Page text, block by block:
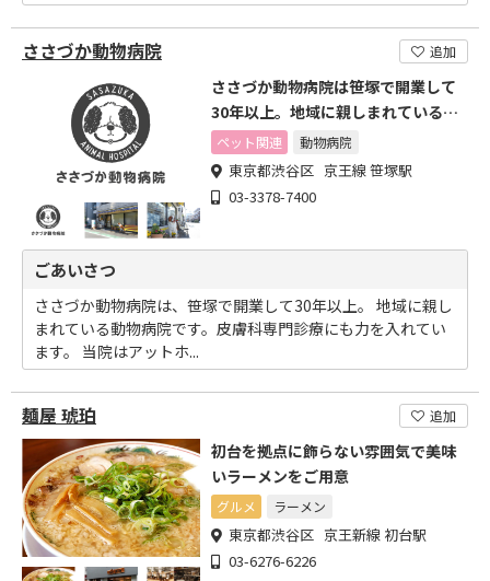
ささづか動物病院 追加
ささづか動物病院は笹塚で開業して
30年以上。地域に親しまれている病
院です。
ペット関連 動物病院
東京都渋谷区 京王線 笹塚駅
03-3378-7400
ごあいさつ
ささづか動物病院は、笹塚で開業して30年以上。 地域に親し
まれている動物病院です。皮膚科専門診療にも力を入れてい
ます。 当院はアットホ...
麺屋 琥珀 追加
初台を拠点に飾らない雰囲気で美味
いラーメンをご用意
グルメ ラーメン
東京都渋谷区 京王新線 初台駅
03-6276-6226